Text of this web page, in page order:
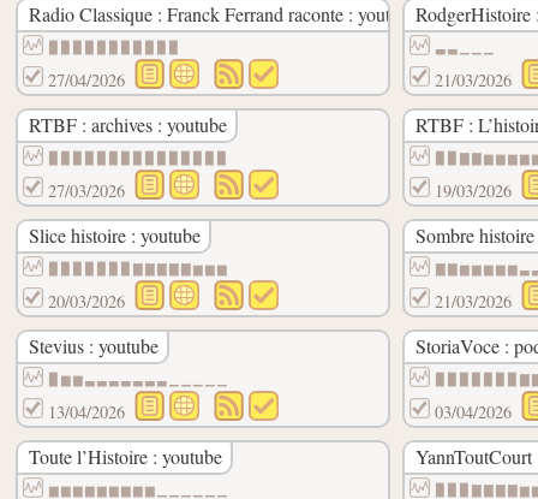
Radio Classique : Franck Ferrand raconte : youtube
27/04/2026
RodgerHistoire
▃▃▁▁▁
21/03/2026
RTBF : archives : youtube
27/03/2026
RTBF :
19/03/2026
Slice histoire : youtube
▉▉▉▉▉▉▉▇▇▇▇▇▆▆▆
20/03/2026
Sombre
21/03/2026
Stevius : youtube
▉▆▆▃▃▃▃▃▃▃▁▁▁▁▁
13/04/2026
StoriaVoce :
03/04/2026
Toute l’Histoire : youtube
▆▆▆▆▆▆▆▆▆▁▁▁▁▁▁
YannToutCourt